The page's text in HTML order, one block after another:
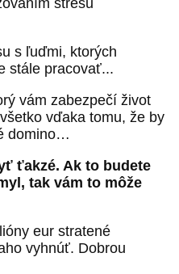
s ľuďmi, ktorých
stále pracovať...
vám zabezpečí život
vďaka tomu, že by
domino…
ťakzé. Ak to budete
tak vám to môže
eur stratené
vyhnúť. Dobrou